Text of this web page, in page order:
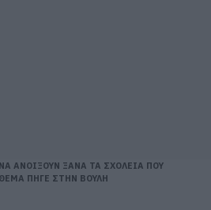
ΝΑ ΑΝΟΙΞΟΥΝ ΞΑΝΑ ΤΑ ΣΧΟΛΕΙΑ ΠΟΥ
ΠΗΓΕ ΣΤΗΝ ΒΟΥΛΗ